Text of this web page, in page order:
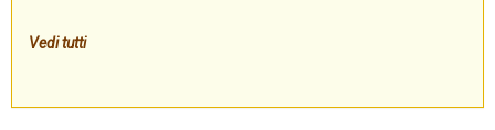
Vedi tutti